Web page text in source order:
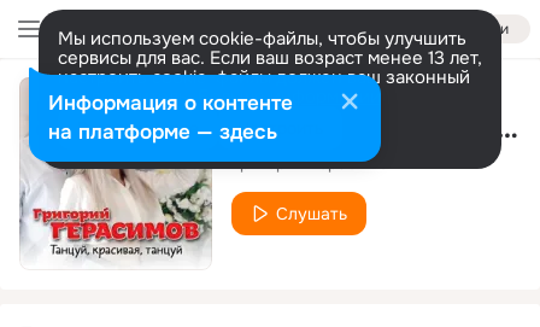
Войти
Мы используем cookie-файлы, чтобы улучшить
сервисы для вас. Если ваш возраст менее 13 лет,
настроить cookie-файлы должен ваш законный
представитель. Больше информации
Разрешить все Настроить Танцуй, красивая, танцуй
Григорий Герасимов
Слушать
Информация о контенте
на платформе — здесь